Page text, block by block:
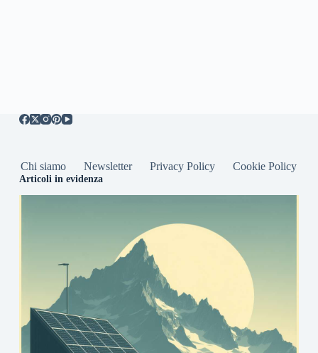
Chi siamo Newsletter Privacy Policy Cookie Policy
Articoli in evidenza